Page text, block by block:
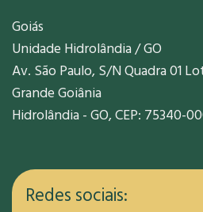
Goiás
Unidade Hidrolândia / GO
Av. São Paulo, S/N Quadra 01
Grande Goiânia
Hidrolândia - GO, CEP: 75340-
Redes sociais: